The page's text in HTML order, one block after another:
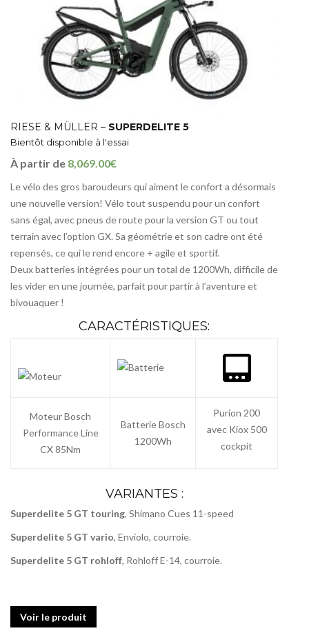
RIESE & MÜLLER – SUPERDELITE 5
Bientôt disponible à l'essai
À partir de 8,069.00€
Le vélo des gros baroudeurs qui aiment le confort a désormais
une nouvelle version! Vélo tout suspendu pour un confort
sans égal, avec pneus de route pour la version GT ou tout
terrain avec l’option GX. Sa géométrie et son cadre ont été
repensés, ce qui le rend encore + agile et sportif.
Deux batteries intégrées pour un total de 1200Wh, difficile de
les vider en une journée, parfait pour partir à l’aventure et
bivouaquer !
CARACTÉRISTIQUES:
Moteur Bosch
Performance Line
CX 85Nm
Batterie Bosch
1200Wh
Purion 200
avec Kiox 500
cockpit
VARIANTES :
Superdelite 5 GT touring, Shimano Cues 11-speed
Superdelite 5 GT vario, Enviolo, courroie.
Superdelite 5 GT rohloff, Rohloff E-14, courroie.
Voir le produit